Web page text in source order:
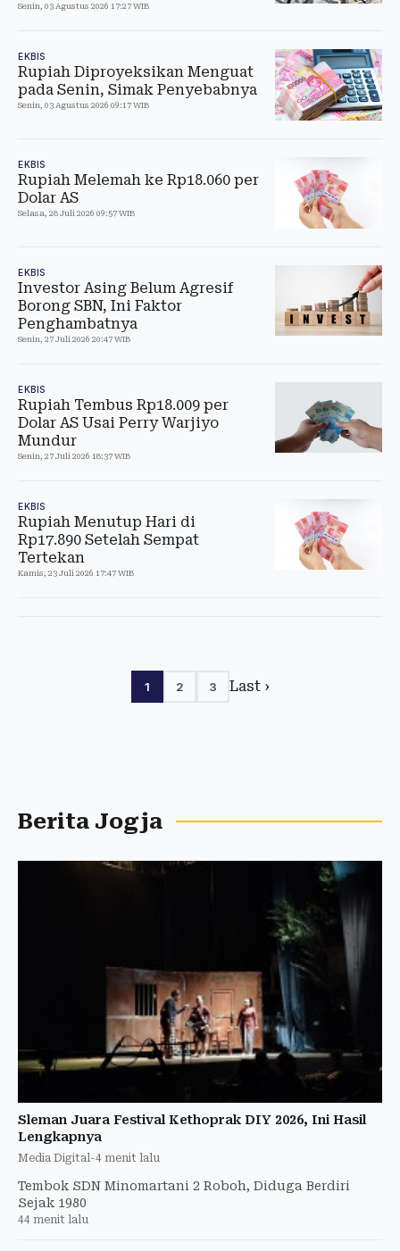
Senin, 03 Agustus 2026 17:27 WIB
EKBIS
Rupiah Diproyeksikan Menguat
pada Senin, Simak Penyebabnya
Senin, 03 Agustus 2026 09:17 WIB
EKBIS
Rupiah Melemah ke Rp18.060 per
Dolar AS
Selasa, 28 Juli 2026 09:57 WIB
EKBIS
Investor Asing Belum Agresif
Borong SBN, Ini Faktor
Penghambatnya
Senin, 27 Juli 2026 20:47 WIB
EKBIS
Rupiah Tembus Rp18.009 per
Dolar AS Usai Perry Warjiyo
Mundur
Senin, 27 Juli 2026 18:37 WIB
EKBIS
Rupiah Menutup Hari di
Rp17.890 Setelah Sempat
Tertekan
Kamis, 23 Juli 2026 17:47 WIB
1 2 3 Last ›
Berita Jogja
Sleman Juara Festival Kethoprak DIY 2026, Ini Hasil
Lengkapnya
Media Digital-4 menit lalu
Tembok SDN Minomartani 2 Roboh, Diduga Berdiri
Sejak 1980
44 menit lalu